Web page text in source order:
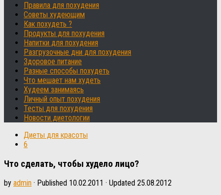
Правила для похудения
Советы худеющим
Как похудеть ?
Продукты для похудения
Напитки для похудения
Разгрузочные дни для похудения
Здоровое питание
Разные способы похудеть
Что мешает нам худеть
Худеем занимаясь
Личный опыт похудения
Тесты для похудения
Новости диетологии
Диеты для красоты
6
Что сделать, чтобы худело лицо?
by admin · Published 10.02.2011 · Updated 25.08.2012